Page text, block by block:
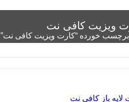
ویزیت کافی نت
خورده “کارت ویزیت کافی نت”